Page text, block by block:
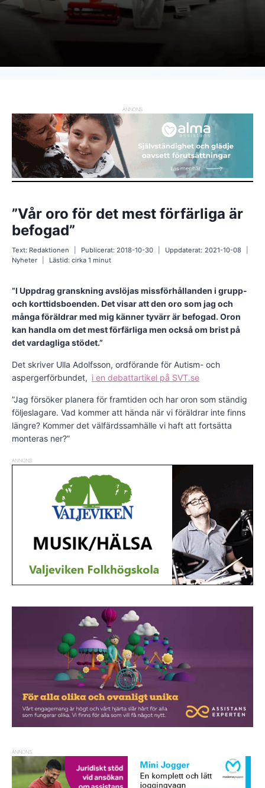
ANNONS
”Vår oro för det mest förfärliga är
befogad”
Text: Redaktionen Publicerat: 2018-10-30 Uppdaterat: 2021-10-08
Nyheter
Lästid: cirka 1 minut
”I Uppdrag granskning avslöjas missförhållanden i grupp-
och korttidsboenden. Det visar att den oro som jag och
många föräldrar med mig känner tyvärr är befogad. Oron
kan handla om det mest förfärliga men också om brist på
det vardagliga stödet.”
Det skriver Ulla Adolfsson, ordförande för Autism- och
aspergerförbundet, i en debattartikel på SVT.se
”Jag försöker planera för framtiden och har oron som ständig
följeslagare. Vad kommer att hända när vi föräldrar inte finns
längre? Kommer det välfärdssamhälle vi haft att fortsätta
monteras ner?”
ANNONS
ANNONS